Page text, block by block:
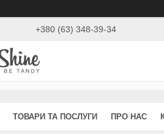
+380 (63) 348-39-34
ТОВАРИ ТА ПОСЛУГИ ПРО НАС